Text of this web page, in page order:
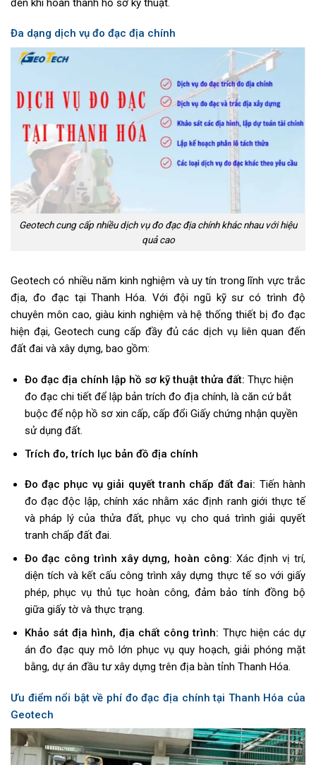
đến khi hoàn thành hồ sơ kỹ thuật.
Đa dạng dịch vụ đo đạc địa chính
Geotech cung cấp nhiều dịch vụ đo đạc địa chính khác nhau với hiệu
quả cao
Geotech có nhiều năm kinh nghiệm và uy tín trong lĩnh vực trắc
địa, đo đạc tại Thanh Hóa. Với đội ngũ kỹ sư có trình độ
chuyên môn cao, giàu kinh nghiệm và hệ thống thiết bị đo đạc
hiện đại, Geotech cung cấp đầy đủ các dịch vụ liên quan đến
đất đai và xây dựng, bao gồm:
Đo đạc địa chính lập hồ sơ kỹ thuật thửa đất: Thực hiện
đo đạc chi tiết để lập bản trích đo địa chính, là căn cứ bắt
buộc để nộp hồ sơ xin cấp, cấp đổi Giấy chứng nhận quyền
sử dụng đất.
Trích đo, trích lục bản đồ địa chính
Đo đạc phục vụ giải quyết tranh chấp đất đai: Tiến hành
đo đạc độc lập, chính xác nhằm xác định ranh giới thực tế
và pháp lý của thửa đất, phục vụ cho quá trình giải quyết
tranh chấp đất đai.
Đo đạc công trình xây dựng, hoàn công: Xác định vị trí,
diện tích và kết cấu công trình xây dựng thực tế so với giấy
phép, phục vụ thủ tục hoàn công, đảm bảo tính đồng bộ
giữa giấy tờ và thực trạng.
Khảo sát địa hình, địa chất công trình: Thực hiện các dự
án đo đạc quy mô lớn phục vụ quy hoạch, giải phóng mặt
bằng, dự án đầu tư xây dựng trên địa bàn tỉnh Thanh Hóa.
Ưu điểm nổi bật về phí đo đạc địa chính tại Thanh Hóa của
Geotech